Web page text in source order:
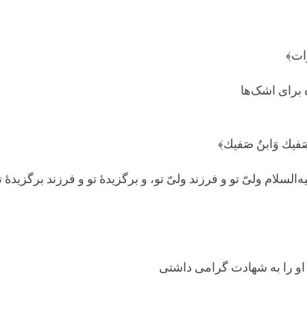
برای اشک‌ها
صَفيك وَابنُ صَفيك﴾
ولیّ تو و فرزند ولیّ تو، و برگزیدۀ تو و فرزند
را به شهادت گرامی داشتی